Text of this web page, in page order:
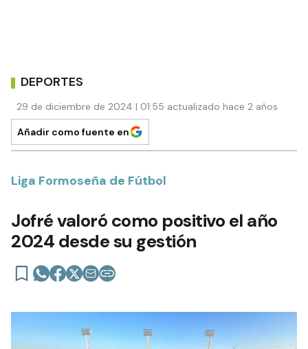
DEPORTES
29 de diciembre de 2024 | 01:55 actualizado hace 2 años
Añadir como fuente en
Liga Formoseña de Fútbol
Jofré valoró como positivo el año
2024 desde su gestión